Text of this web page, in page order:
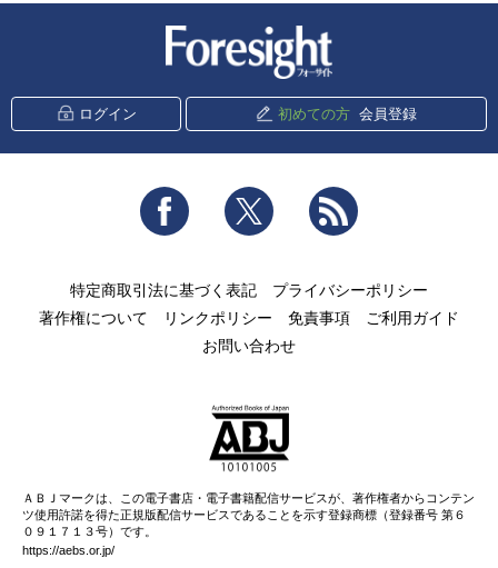
ログイン 初めての方 会員登録
Facebook Twitter
特定商取引法に基づく表記
プライバシーポリシー
著作権について
リンクポリシー 免責事項
ご利用ガイド
お問い合わせ
ＡＢＪマークは、この電子書店・電子書籍配信サービスが、著作権者からコンテン
ツ使用許諾を得た正規版配信サービスであることを示す登録商標（登録番号 第６
０９１７１３号）です。
https://aebs.or.jp/